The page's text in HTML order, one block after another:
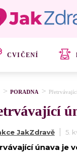
CVIČENÍ
PORADNA
JakZdravě 5.
únava je